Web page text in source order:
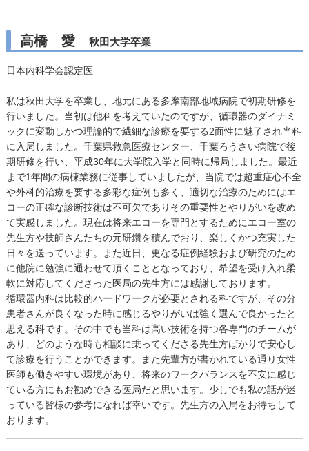
高橋 愛 秋田大学卒業
日本内科学会認定医
私は秋田大学を卒業し、地元にある多摩南部地域病院で初期研修を
行いました。当初は他科を考えていたのですが、循環器のダイナミ
ックに変動しかつ理論的で繊細な診療を要する2面性に魅了され当科
に入局しました。千葉県救急医療センター、千葉ろうさい病院で後
期研修を行い、平成30年に大学院入学と同時に帰局しました。最近
まで1年間の病棟業務に従事していましたが、当院では超重症心不全
や外科的治療を要する多彩な症例も多く、適切な治療のためにはエ
コーの正確な診断技術は不可欠でありその重要性とやりがいを改め
て実感しました。現在は将来エコーを専門とするためにエコー室の
先生方や技師さんたちの元研鑽を積んでおり、楽しくかつ充実した
日々を送っています。また近日、更なる症例経験および研究のため
に他院に勉強に通わせて頂くこととなっており、希望を受け入れ柔
軟に対応してくださった医局の先生方には感謝しております。
循環器内科は比較的ハードワークが必要とされる科ですが、その分
患者さんが良くなった時に感じるやりがいは強く選んで良かったと
思える科です。その中でも当科は高い技術を持つ各専門のチームが
あり、どのような時も相談に乗ってくださる先生方ばかりで安心し
て診療を行うことができます。また先輩方が書かれている通り女性
医師も働きやすい環境があり、将来のワークバランスを不安に感じ
ている方にもお勧めできる医局だと思います。少しでも私の話が迷
っている皆様の参考になれば幸いです。先生方の入局をお待ちして
おります。